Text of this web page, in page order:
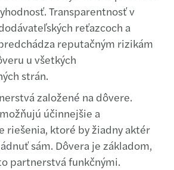
Transparentnosť v
reťazcoch a
reputačným rizikám
u všetkých
strán.
založené na dôvere.
účinnejšie a
riešenia, ktoré by žiadny aktér
sám. Dôvera je základom,
partnerstvá funkčnými.